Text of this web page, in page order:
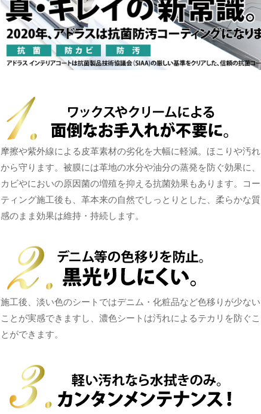
摩擦や紫外線による皮革素材の劣化を大幅に軽減。ほこりや汚れ
から守ります。被膜には革地の水分や油分の蒸発を防ぐ効果に、
カビやにおいの原因菌の増殖を抑える抗菌効果もあります。コー
ティング施工後も、革本来の自然でしっとりとした、柔らかな質
感のまま効果は維持・持続します。
施工後、淡い色のシートではデニム・化粧品など色移りが少ない
ことが実感できますし、濃色シートは汚れによるテカリを防ぐこ
とができます。